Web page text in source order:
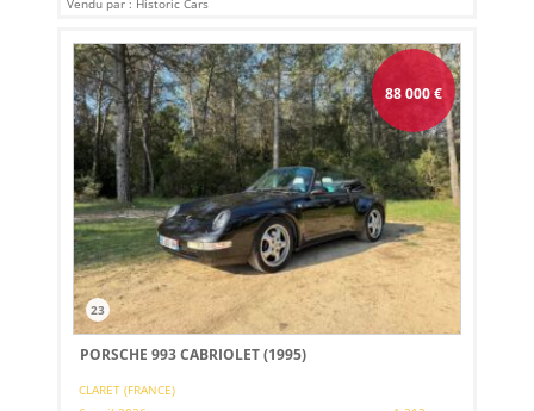
Vendu par : Historic Cars
88 000€
23
PORSCHE 993 CABRIOLET (1995)
CLARET (FRANCE)